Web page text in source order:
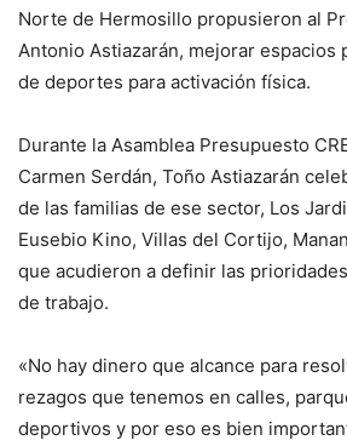
Norte de Hermosillo propusieron al
Antonio Astiazarán, mejorar espacios
de deportes para activación física.
Durante la Asamblea Presupuesto
Carmen Serdán, Toño Astiazarán
de las familias de ese sector, Los
Eusebio Kino, Villas del Cortijo,
que acudieron a definir las
de trabajo.
«No hay dinero que alcance para
rezagos que tenemos en calles,
deportivos y por eso es bien